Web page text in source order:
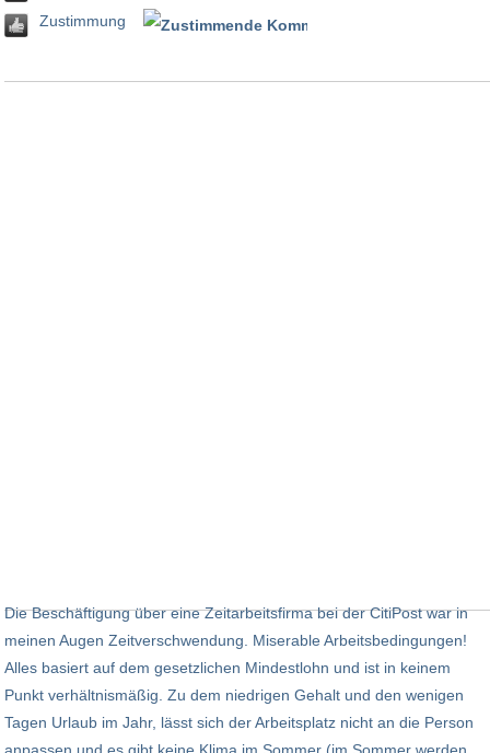
Zustimmung
Die Beschäftigung über eine Zeitarbeitsfirma bei der CitiPost war in
meinen Augen Zeitverschwendung. Miserable Arbeitsbedingungen!
Alles basiert auf dem gesetzlichen Mindestlohn und ist in keinem
Punkt verhältnismäßig. Zu dem niedrigen Gehalt und den wenigen
Tagen Urlaub im Jahr, lässt sich der Arbeitsplatz nicht an die Person
anpassen und es gibt keine Klima im Sommer (im Sommer werden